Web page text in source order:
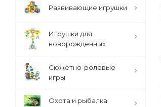
Развивающие игрушки
Игрушки для
новорожденных
Сюжетно-ролевые
игры
Охота и рыбалка